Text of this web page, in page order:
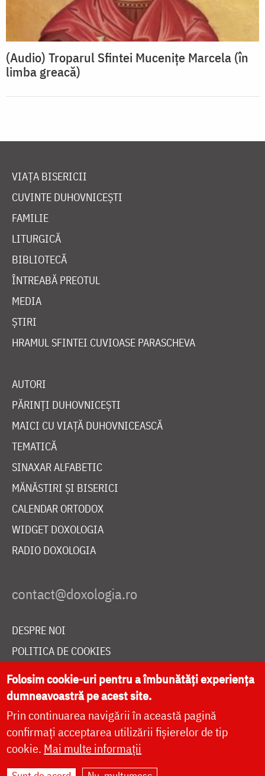
(Audio) Troparul Sfintei Mucenițe Marcela (în
limba greacă)
VIAȚA BISERICII
CUVINTE DUHOVNICEȘTI
FAMILIE
LITURGICĂ
BIBLIOTECĂ
ÎNTREABĂ PREOTUL
MEDIA
ȘTIRI
HRAMUL SFINTEI CUVIOASE PARASCHEVA
AUTORI
PĂRINȚI DUHOVNICEȘTI
MAICI CU VIAȚĂ DUHOVNICEASCĂ
TEMATICĂ
SINAXAR ALFABETIC
MĂNĂSTIRI ȘI BISERICI
CALENDAR ORTODOX
WIDGET DOXOLOGIA
RADIO DOXOLOGIA
DESPRE NOI
POLITICA DE COOKIES
DONEAZĂ ONLINE PENTRU CATEDRALA NAȚIONALĂ
LIVE
Folosim cookie-uri pentru a îmbunătăți experiența
dumneavoastră pe acest site.
Prin continuarea navigării în această pagină
confirmați acceptarea utilizării fișierelor de tip
cookie. Mai multe informații